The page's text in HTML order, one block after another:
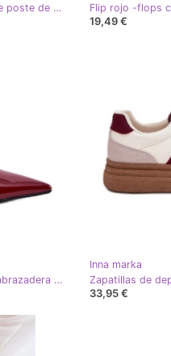
Borgoña Bombas en el enorme poste de Barola rojo
19,49 €
Tacones barnizados con una abrazadera de Borgoña dorada rojo
Inna marka
33,95 €